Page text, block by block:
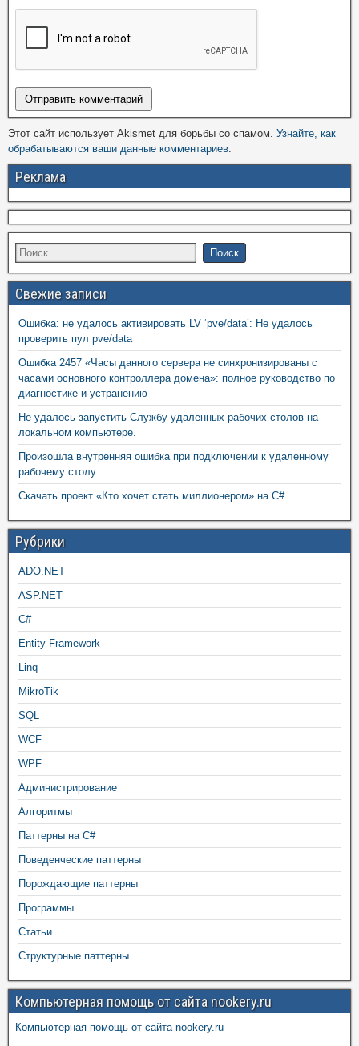
Этот сайт использует Akismet для борьбы со спамом. Узнайте, как
обрабатываются ваши данные комментариев
Реклама
Свежие записи
Ошибка: не удалось активировать LV ‘pve/data’: Не удалось
проверить пул pve/data
Ошибка 2457 «Часы данного сервера не синхронизированы с
часами основного контроллера домена»: полное руководство по
диагностике и устранению
Не удалось запустить Службу удаленных рабочих столов на
локальном компьютере.
Произошла внутренняя ошибка при подключении к удаленному
рабочему столу
Скачать проект «Кто хочет стать миллионером» на C#
Рубрики
ADO.NET
ASP.NET
C#
Entity Framework
Linq
MikroTik
SQL
WCF
WPF
Администрирование
Алгоритмы
Паттерны на C#
Поведенческие паттерны
Порождающие паттерны
Программы
Статьи
Структурные паттерны
Компьютерная помощь от сайта nookery.ru
Компьютерная помощь от сайта nookery.ru